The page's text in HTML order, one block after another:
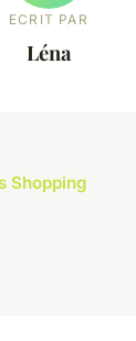
ECRIT PAR
Léna
Shopping